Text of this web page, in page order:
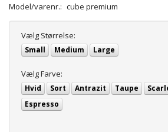
Model/varenr.: cube premium
Vælg Størrelse:
Small Medium Large
VælgFarve:
Hvid Sort Antrazit Taupe
Espresso